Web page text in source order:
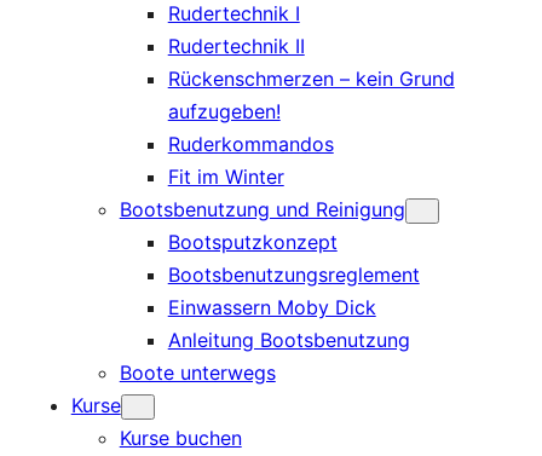
Rudertechnik I
Rudertechnik II
Rückenschmerzen – kein Grund
aufzugeben!
Ruderkommandos
Fit im Winter
Bootsbenutzung und Reinigung
Bootsputzkonzept
Bootsbenutzungsreglement
Einwassern Moby Dick
Anleitung Bootsbenutzung
Boote unterwegs
Kurse
Kurse buchen